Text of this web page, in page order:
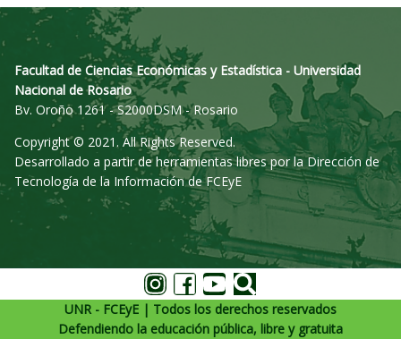
Facultad de Ciencias Económicas y Estadística - Universidad
Nacional de Rosario
Bv. Oroño 1261 - S2000DSM - Rosario
Copyright © 2021. All Rights Reserved.
Desarrollado a partir de herramientas libres por la Dirección de
Tecnología de la Información de FCEyE
UNR - FCEyE | Todos los derechos reservados
Defendiendo la educación pública, libre y gratuita